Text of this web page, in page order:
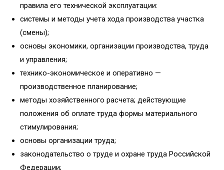
правила его технической эксплуатации:
системы и методы учета хода производства участка
(смены);
основы экономики, организации производства, труда
и управления;
технико-экономическое и оперативно —
производственное планирование;
методы хозяйственного расчета; действующие
положения об оплате труда формы материального
стимулирования;
основы организации труда;
законодательство о труде и охране труда Российской
Федерации;